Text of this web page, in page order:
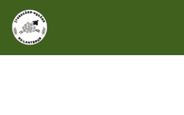
Hoppa
innehåll